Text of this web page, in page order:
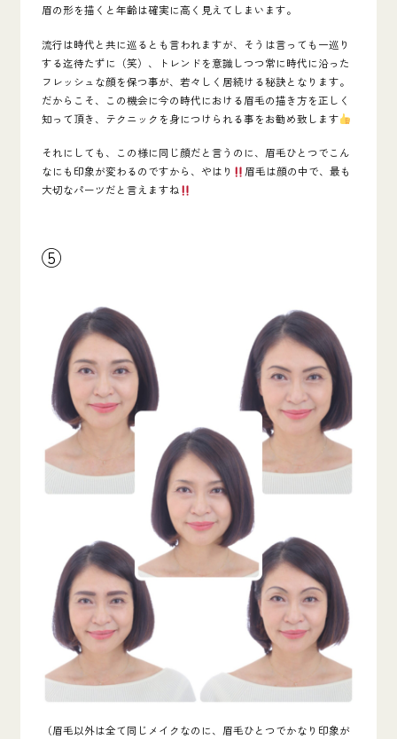
眉の形を描くと年齢は確実に高く見えてしまいます。
流行は時代と共に巡るとも言われますが、そうは言っても一巡り
する迄待たずに（笑）、トレンドを意識しつつ常に時代に沿った
フレッシュな顔を保つ事が、若々しく居続ける秘訣となります。
だからこそ、この機会に今の時代における眉毛の描き方を正しく
知って頂き、テクニックを身につけられる事をお勧め致します
それにしても、この様に同じ顔だと言うのに、眉毛ひとつでこん
なにも印象が変わるのですから、やはり
眉毛は顔の中で、最も
大切なパーツだと言えますね
⑤
（眉毛以外は全て同じメイクなのに、眉毛ひとつでかなり印象が